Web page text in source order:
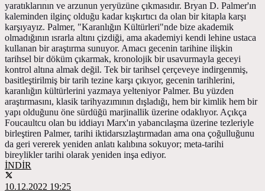
yaratıklarının ve arzunun yeryüzüne çıkmasıdır. Bryan D. Palmer'ın
kaleminden ilginç olduğu kadar kışkırtıcı da olan bir kitapla karşı
karşıyayız. Palmer, "Karanlığın Kültürleri"nde bize akademik
olmadığının ısrarla altını çizdiği, ama akademiyi kendi lehine ustaca
kullanan bir araştırma sunuyor. Amacı gecenin tarihine ilişkin
tarihsel bir döküm çıkarmak, kronolojik bir usavurmayla geceyi
kontrol altına almak değil. Tek bir tarihsel çerçeveye indirgenmiş,
basitleştirilmiş bir tarih tezine karşı çıkıyor, gecenin tarihlerini,
karanlığın kültürlerini yazmaya yelteniyor Palmer. Bu yüzden
araştırmasını, klasik tarihyazımının dışladığı, hem bir kimlik hem bir
yapı olduğunu öne sürdüğü marjinallik üzerine odaklıyor. Açıkça
Foucaultcu olan bu iddiayı Marx'ın yabancılaşma üzerine tezleriyle
birleştiren Palmer, tarihi iktidarsızlaştırmadan ama ona çoğulluğunu
da geri vererek yeniden anlatı kalıbına sokuyor; meta-tarihi
bireylikler tarihi olarak yeniden inşa ediyor.
İNDİR
10.12.2022 19:25